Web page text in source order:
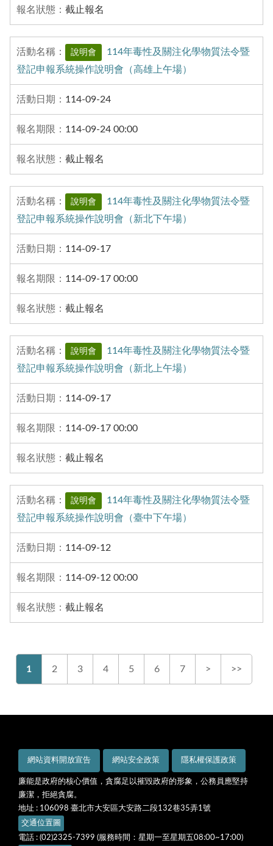
截止報名
說明會
114年毒性及關注化學物質法令暨
登記申報系統操作說明會（高雄上午場）
114-09-24
114-09-24 00:00
截止報名
說明會
114年毒性及關注化學物質法令暨
登記申報系統操作說明會（新北下午場）
114-09-17
114-09-17 00:00
截止報名
說明會
114年毒性及關注化學物質法令暨
登記申報系統操作說明會（新北上午場）
114-09-17
114-09-17 00:00
截止報名
說明會
114年毒性及關注化學物質法令暨
登記申報系統操作說明會（臺中下午場）
114-09-12
114-09-12 00:00
截止報名
1 2 3 4 5 6 7 > >>
網站資料開放宣告 網站安全政策 隱私權保護政策
廉能是政府的核心價值，貪腐足以摧毀政府的形象，公務員應堅持
廉潔，拒絕貪腐。
地址 : 106098 臺北市大安區大安路二段132巷35弄1號
交通位置圖
電話 : (02)2325-7399 (服務時間：星期一至星期五08:00~17:00)